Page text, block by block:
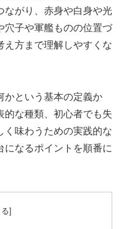
ながり、赤身や白身や光
穴子や軍艦ものの位置づ
え方まで理解しやすくな
かという基本の定義か
的な種類、初心者でも失
く味わうための実践的な
になるポイントを順番に